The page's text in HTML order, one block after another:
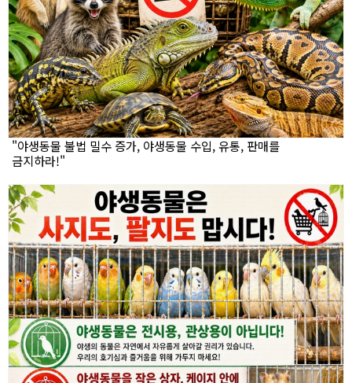
"야생동물 불법 밀수 증가, 야생동물 수입, 유통, 판매를
금지하라!"